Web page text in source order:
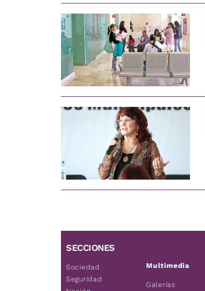
SECCIONES
Sociedad
Seguridad
Multimedia
Galerías